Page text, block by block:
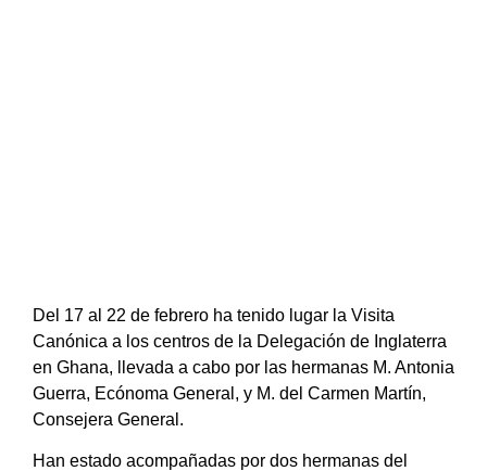
Del 17 al 22 de febrero ha tenido lugar la Visita
Canónica a los centros de la Delegación de Inglaterra
en Ghana, llevada a cabo por las hermanas M. Antonia
Guerra, Ecónoma General, y M. del Carmen Martín,
Consejera General.
Han estado acompañadas por dos hermanas del